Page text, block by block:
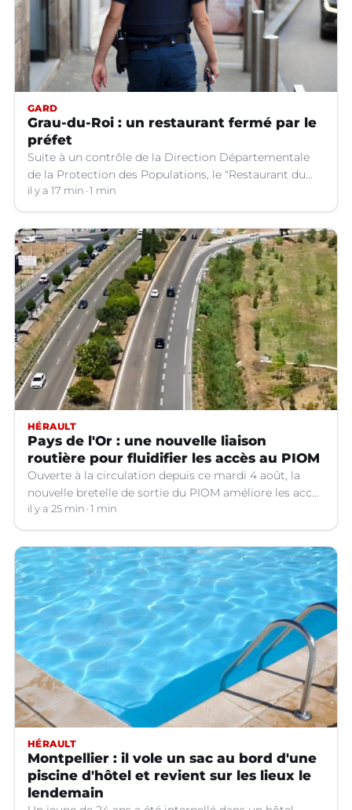
GARD
Grau-du-Roi : un restaurant fermé par le
préfet
Suite à un contrôle de la Direction Départementale
de la Protection des Populations, le "Restaurant du
Port" au Grau-du-Roi (Gard) doit fermer ses portes.
il y a 17 min 1 min
HÉRAULT
Pays de l'Or : une nouvelle liaison
routière pour fluidifier les accès au PIOM
Ouverte à la circulation depuis ce mardi 4 août, la
nouvelle bretelle de sortie du PIOM améliore les accès
à la zone d'activités et facilite les déplacements
quotidiens.
il y a 25 min 1 min
HÉRAULT
Montpellier : il vole un sac au bord d'une
piscine d'hôtel et revient sur les lieux le
lendemain